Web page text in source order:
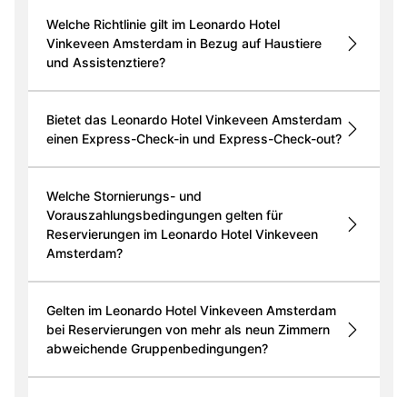
Welche Richtlinie gilt im Leonardo Hotel
Vinkeveen Amsterdam in Bezug auf Haustiere
und Assistenztiere?
Bietet das Leonardo Hotel Vinkeveen Amsterdam
einen Express-Check-in und Express-Check-out?
Welche Stornierungs- und
Vorauszahlungsbedingungen gelten für
Reservierungen im Leonardo Hotel Vinkeveen
Amsterdam?
Gelten im Leonardo Hotel Vinkeveen Amsterdam
bei Reservierungen von mehr als neun Zimmern
abweichende Gruppenbedingungen?